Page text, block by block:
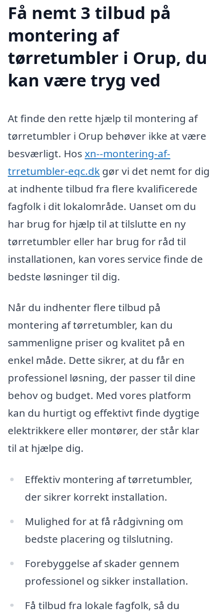
Få nemt 3 tilbud på
montering af
tørretumbler i Orup, du
kan være tryg ved
At finde den rette hjælp til montering af
tørretumbler i Orup behøver ikke at være
besværligt. Hos xn--montering-af-
trretumbler-eqc.dk gør vi det nemt for dig
at indhente tilbud fra flere kvalificerede
fagfolk i dit lokalområde. Uanset om du
har brug for hjælp til at tilslutte en ny
tørretumbler eller har brug for råd til
installationen, kan vores service finde de
bedste løsninger til dig.
Når du indhenter flere tilbud på
montering af tørretumbler, kan du
sammenligne priser og kvalitet på en
enkel måde. Dette sikrer, at du får en
professionel løsning, der passer til dine
behov og budget. Med vores platform
kan du hurtigt og effektivt finde dygtige
elektrikkere eller montører, der står klar
til at hjælpe dig.
Effektiv montering af tørretumbler,
der sikrer korrekt installation.
Mulighed for at få rådgivning om
bedste placering og tilslutning.
Forebyggelse af skader gennem
professionel og sikker installation.
Få tilbud fra lokale fagfolk, så du